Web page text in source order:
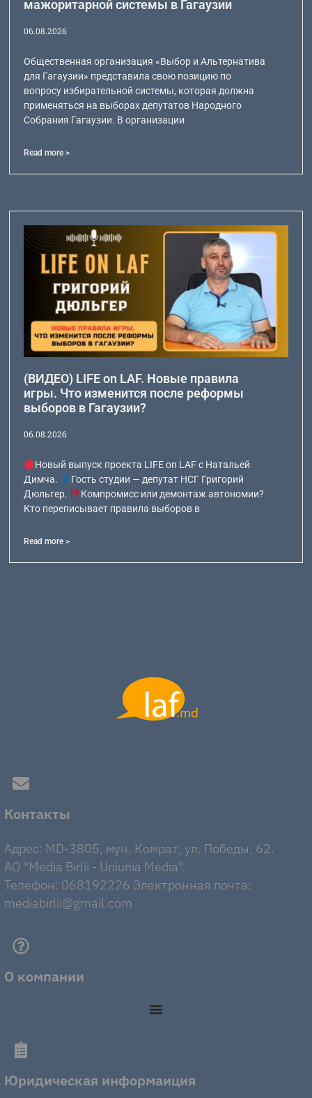
мажоритарной системы в Гагаузии
06.08.2026
Общественная организация «Выбор и Альтернатива
для Гагаузии» представила свою позицию по
вопросу избирательной системы, которая должна
применяться на выборах депутатов Народного
Собрания Гагаузии. В организации
Read more >
(ВИДЕО) LIFE on LAF. Новые правила
игры. Что изменится после реформы
выборов в Гагаузии?
06.08.2026
Новый выпуск проекта LIFE on LAF с Натальей
Димча.
Гость студии — депутат НСГ Григорий
Дюльгер.
Компромисс или демонтаж автономии?
Кто переписывает правила выборов в
Read more >
Контакты
Адрес: MD-3805, мун. Комрат, ул. Победы, 62.
AO "Media Birlii - Uniunia Media".
Телефон: 068192226 Электронная почта:
mediabirlii@gmail.com
О компании
Юридическая информаиция